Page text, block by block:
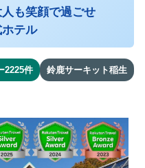
も笑顔で過ごせ
テル
2225件 鈴鹿サーキット稲生